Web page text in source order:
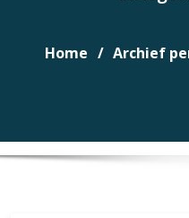
Home Archief